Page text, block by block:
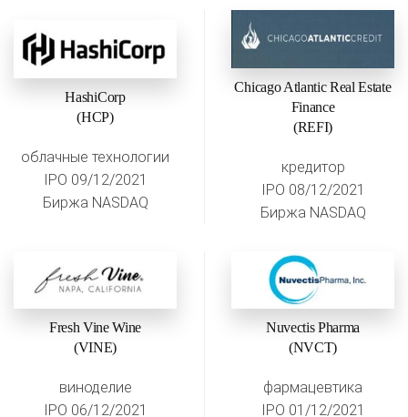
HashiCorp
(HCP)
облачные технологии
IPO 09/12/2021
Биржа NASDAQ
Chicago Atlantic Real Estate
Finance
(REFI)
кредитор
IPO 08/12/2021
Биржа NASDAQ
Fresh Vine Wine
(VINE)
виноделие
IPO 06/12/2021
Nuvectis Pharma
(NVCT)
фармацевтика
IPO 01/12/2021